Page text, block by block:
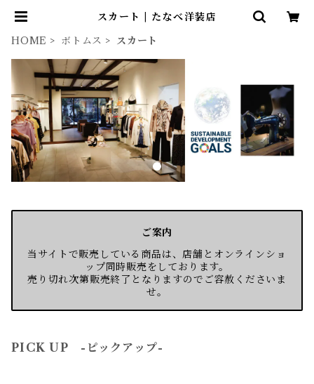
スカート | たなべ洋装店
HOME
ボトムス スカート
ご案内
当サイトで販売している商品は、店舗とオンラインショ
ップ同時販売をしております。
売り切れ次第販売終了となりますのでご容赦くださいま
せ。
PICK UP -ピックアップ-